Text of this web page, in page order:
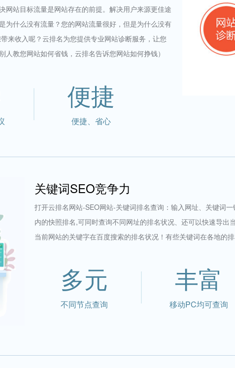
网站目标流量是网站存在的前提。解决用户来源更佳途
为什么没有流量？您的网站流量很好，但是为什么没有
来收入呢？云排名为您提供专业网站诊断服务，让您
教您网站如何省钱，云排名告诉您网站如何挣钱）
便捷
便捷、省心
关键词SEO竞争力
打开云排名网站-SEO网站-关键词排名查询：输入网址、关键词
内的快照排名,可同时查询不同网址的排名状况、还可以快速导出
当前网站的关键字在百度搜索的排名状况！有些关键词在各地的
多元
不同节点查询
丰富
移动PC均可查询